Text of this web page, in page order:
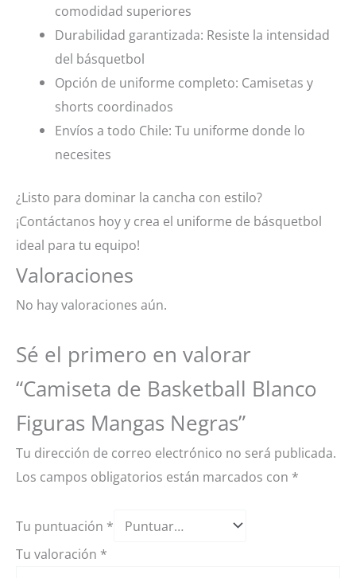
comodidad superiores
Durabilidad garantizada: Resiste la intensidad
del básquetbol
Opción de uniforme completo: Camisetas y
shorts coordinados
Envíos a todo Chile: Tu uniforme donde lo
necesites
¿Listo para dominar la cancha con estilo?
¡Contáctanos hoy y crea el uniforme de básquetbol
ideal para tu equipo!
Valoraciones
No hay valoraciones aún.
Sé el primero en valorar
“Camiseta de Basketball Blanco
Figuras Mangas Negras”
Tu dirección de correo electrónico no será publicada.
Los campos obligatorios están marcados con *
Tu puntuación *
Tu valoración *